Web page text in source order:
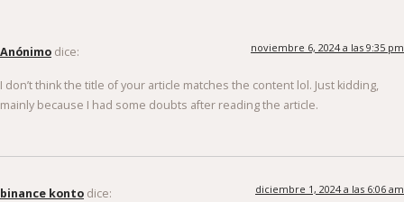
Anónimo dice: noviembre 6, 2024 a las 9:35 pm
I don’t think the title of your article matches the content lol. Just kidding,
mainly because I had some doubts after reading the article.
binance konto dice: diciembre 1, 2024 a las 6:06 am